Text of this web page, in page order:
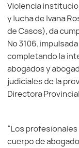
Violencia
y lucha de Ivana
de Casos), da
Nº 3106,
completando la
abogados y
judiciales de la
Directora
“Los
cuerpo de